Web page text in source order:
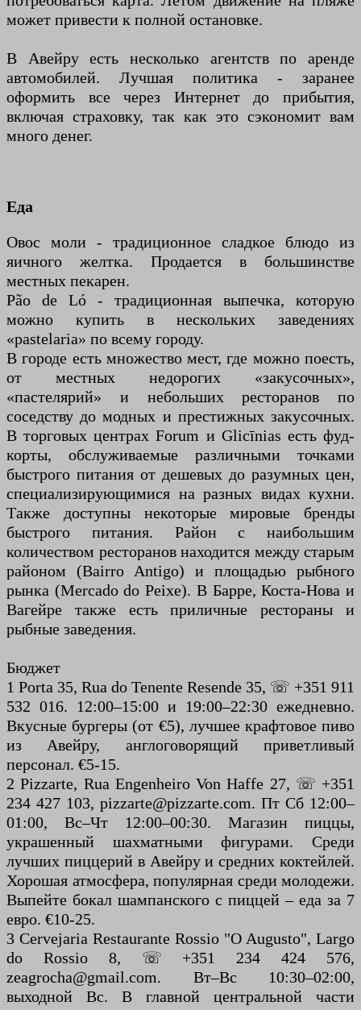
может привести к полной остановке.
В Авейру есть несколько агентств по аренде
автомобилей. Лучшая политика - заранее
оформить все через Интернет до прибытия,
включая страховку, так как это сэкономит вам
много денег.
Еда
Овос моли - традиционное сладкое блюдо из
яичного желтка. Продается в большинстве
местных пекарен.
Pão de Ló - традиционная выпечка, которую
можно купить в нескольких заведениях
«pastelaria» по всему городу.
В городе есть множество мест, где можно поесть,
от местных недорогих «закусочных»,
«пастелярий» и небольших ресторанов по
соседству до модных и престижных закусочных.
В торговых центрах Forum и Glicīnias есть фуд-
корты, обслуживаемые различными точками
быстрого питания от дешевых до разумных цен,
специализирующимися на разных видах кухни.
Также доступны некоторые мировые бренды
быстрого питания. Район с наибольшим
количеством ресторанов находится между старым
районом (Bairro Antigo) и площадью рыбного
рынка (Mercado do Peixe). В Барре, Коста-Нова и
Вагейре также есть приличные рестораны и
рыбные заведения.
Бюджет
1 Porta 35, Rua do Tenente Resende 35, ☏ +351 911
532 016. 12:00–15:00 и 19:00–22:30 ежедневно.
Вкусные бургеры (от €5), лучшее крафтовое пиво
из Авейру, англоговорящий приветливый
персонал. €5-15.
2 Pizzarte, Rua Engenheiro Von Haffe 27, ☏ +351
234 427 103, pizzarte@pizzarte.com. Пт Сб 12:00–
01:00, Вс–Чт 12:00–00:30. Магазин пиццы,
украшенный шахматными фигурами. Среди
лучших пиццерий в Авейру и средних коктейлей.
Хорошая атмосфера, популярная среди молодежи.
Выпейте бокал шампанского с пиццей – еда за 7
евро. €10-25.
3 Cervejaria Restaurante Rossio "O Augusto", Largo
do Rossio 8, ☏ +351 234 424 576,
zeagrocha@gmail.com. Вт–Вс 10:30–02:00,
выходной Вс. В главной центральной части